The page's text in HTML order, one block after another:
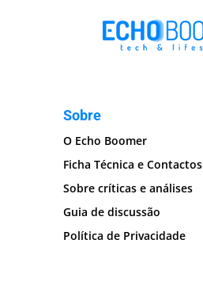
Sobre
O Echo Boomer
Ficha Técnica e Contactos
Sobre críticas e análises
Guia de discussão
Política de Privacidade